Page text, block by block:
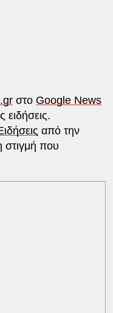
στο Google News
ειδήσεις.
από την
στιγμή που